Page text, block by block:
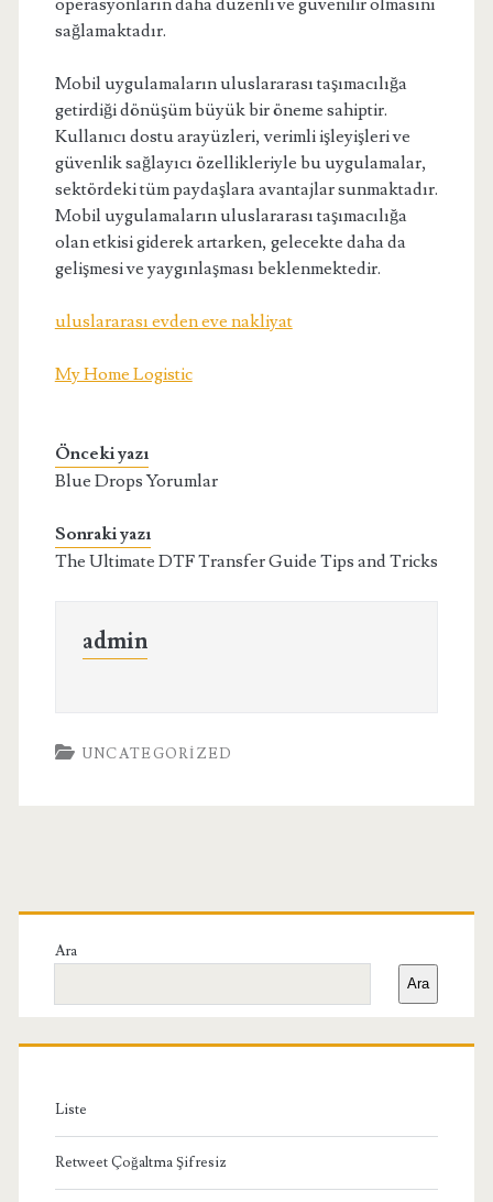
operasyonların daha düzenli ve güvenilir olmasını
sağlamaktadır.
Mobil uygulamaların uluslararası taşımacılığa
getirdiği dönüşüm büyük bir öneme sahiptir.
Kullanıcı dostu arayüzleri, verimli işleyişleri ve
güvenlik sağlayıcı özellikleriyle bu uygulamalar,
sektördeki tüm paydaşlara avantajlar sunmaktadır.
Mobil uygulamaların uluslararası taşımacılığa
olan etkisi giderek artarken, gelecekte daha da
gelişmesi ve yaygınlaşması beklenmektedir.
uluslararası evden eve nakliyat
My Home Logistic
Önceki yazı
Blue Drops Yorumlar
Sonraki yazı
The Ultimate DTF Transfer Guide Tips and Tricks
admin
UNCATEGORIZED
Birincil
Yan
Menü
Ara
Ara
Liste
Retweet Çoğaltma Şifresiz